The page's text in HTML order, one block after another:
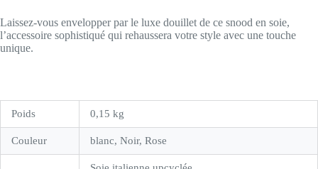
Laissez-vous envelopper par le luxe douillet de ce snood en soie,
l’accessoire sophistiqué qui rehaussera votre style avec une touche
unique.
Poids 0,15 kg
Couleur blanc, Noir, Rose